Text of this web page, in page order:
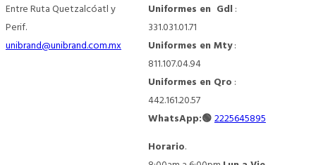
Entre Ruta Quetzalcóatl y
Perif.
unibrand@unibrand.com.mx
Uniformes en Gdl :
331.031.01.71
Uniformes en Mty:
811.107.04.94
Uniformes en Qro :
442.161.20.57
WhatsApp:🟢2225645895
Horario.